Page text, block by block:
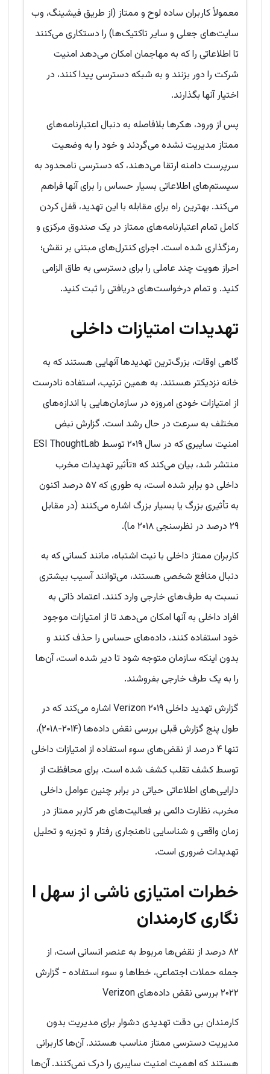
معمولاً کاربران ساده لوح و ممتاز (از طریق فیشینگ، وب
سایت‌های جعلی و سایر تاکتیک‌ها) را دستکاری می‌کنند
تا اطلاعاتی را که به مهاجمان امکان می‌دهد امنیت
شرکت را دور بزنند و به شبکه دسترسی پیدا کنند، در
اختیار آنها بگذارند.
پس از ورود، هکرها بلافاصله به دنبال اعتبارنامه‌های
ممتاز مدیریت نشده می‌گردند و خود را به وضعیت
سرپرست دامنه ارتقا می‌دهند، که دسترسی نامحدود به
سیستم‌های اطلاعاتی بسیار حساس را برای آنها فراهم
می‌کند. بهترین راه برای مقابله با این تهدید، قفل کردن
کامل تمام اعتبارنامه‌های ممتاز در یک صندوق مرکزی و
رمزگذاری شده است. اجرای کنترل‌های مبتنی بر نقش؛
احراز هویت چند عاملی را برای دسترسی به طاق الزامی
کنید. و تمام درخواست‌های دریافتی را ثبت کنید.
تهدیدات امتیازات داخلی
گاهی اوقات، بزرگ‌ترین تهدیدها آنهایی هستند که به
خانه نزدیکتر هستند. به همین ترتیب، استفاده نادرست
از امتیازات خودی امروزه در سازمان‌هایی با اندازه‌های
مختلف به سرعت در حال رشد است. گزارش نبض
امنیت سایبری که در سال ۲۰۱۹ توسط ESI ThoughtLab
منتشر شد، بیان می‌کند که «تأثیر تهدیدات مخرب
داخلی دو برابر شده است، به طوری که ۵۷ درصد اکنون
به تأثیری بزرگ یا بسیار بزرگ اشاره می‌کنند (در مقابل
۲۹ درصد در نظرسنجی ۲۰۱۸ ما).
کاربران ممتاز داخلی با نیت اشتباه، مانند کسانی که به
دنبال منافع شخصی هستند، می‌توانند آسیب بیشتری
نسبت به طرف‌های خارجی وارد کنند. اعتماد ذاتی به
افراد داخلی به آنها امکان می‌دهد تا از امتیازات موجود
خود استفاده کنند، داده‌های حساس را حذف کنند و
بدون اینکه سازمان متوجه شود تا دیر شده است، آن‌ها
را به یک طرف خارجی بفروشند.
گزارش تهدید داخلی ۲۰۱۹ Verizon اشاره می‌کند که در
طول پنج گزارش قبلی بررسی نقض داده‌ها (۲۰۱۴-۲۰۱۸)،
تنها ۴ درصد از نقض‌های سوء استفاده از امتیازات داخلی
توسط کشف تقلب کشف شده است. برای محافظت از
دارایی‌های اطلاعاتی حیاتی در برابر چنین عوامل داخلی
مخرب، نظارت دائمی بر فعالیت‌های هر کاربر ممتاز در
زمان واقعی و شناسایی ناهنجاری رفتار و تجزیه و تحلیل
تهدیدات ضروری است.
خطرات امتیازی ناشی از سهل ا
نگاری کارمندان
۸۲ درصد از نقض‌ها مربوط به عنصر انسانی است، از
جمله حملات اجتماعی، خطاها و سوء استفاده - گزارش
۲۰۲۲ بررسی نقض داده‌های Verizon
کارمندان بی دقت تهدیدی دشوار برای مدیریت بدون
مدیریت دسترسی ممتاز مناسب هستند. آن‌ها کاربرانی
هستند که اهمیت امنیت سایبری را درک نمی‌کنند. آن‌ها